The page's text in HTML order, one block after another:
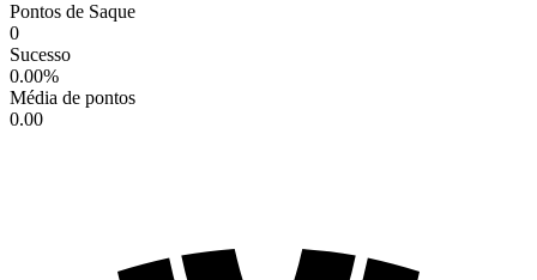
Pontos de Saque
0
Sucesso
0.00%
Média de pontos
0.00